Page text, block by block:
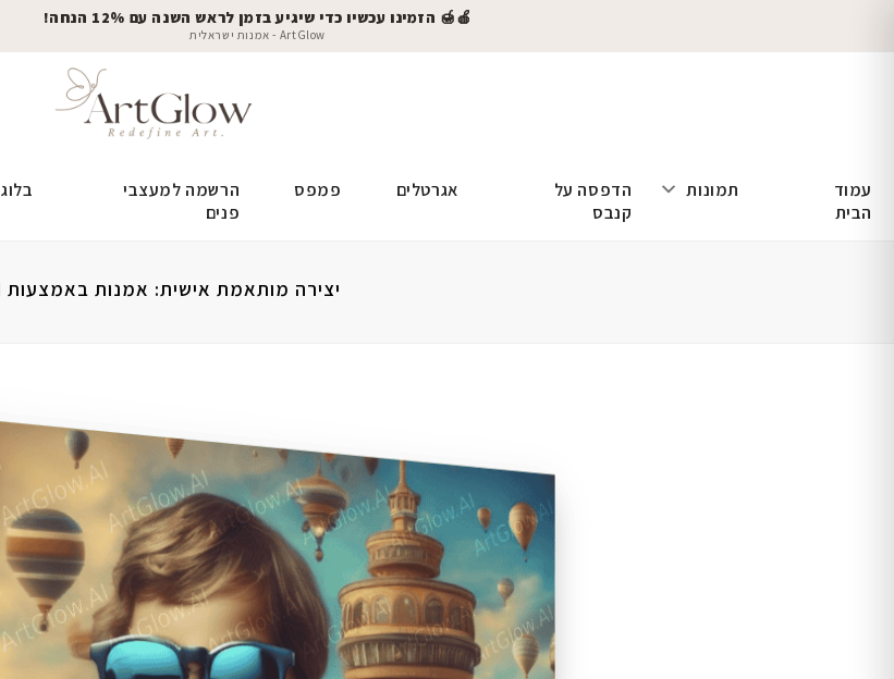
🍎🍯 הזמינו עכשיו כדי שיגיע בזמן לראש השנה עם 12% הנחה!
ArtGlow - אמנות ישראלית
עמוד
הבית
תמונות
הדפסה על
קנבס
אגרטלים פמפס
הרשמה למעצבי
פנים
בלוג
יצירה מותאמת אישית: אמנות באמצעות AI